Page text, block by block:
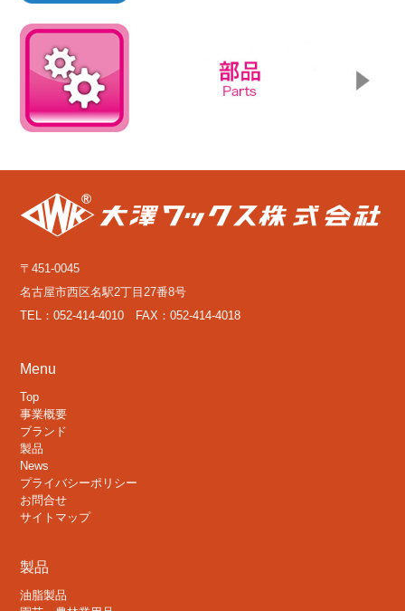
〒451-0045
名古屋市西区名駅2丁目27番8号
TEL：052-414-4010 FAX：052-414-4018
Menu
Top
事業概要
ブランド
製品
News
プライバシーポリシー
お問合せ
サイトマップ
製品
油脂製品